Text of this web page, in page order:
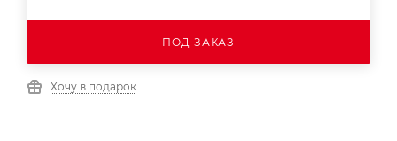
ПОД ЗАКАЗ
Хочу в подарок